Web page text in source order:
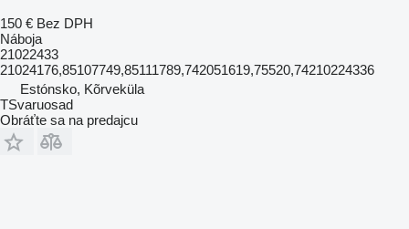
150 € Bez DPH
Náboja
21022433
21024176,85107749,85111789,742051619,75520,74210224336
Estónsko, Kõrveküla
TSvaruosad
Obráťte sa na predajcu